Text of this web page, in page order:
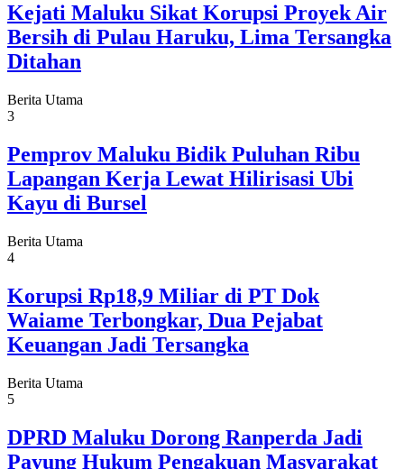
Kejati Maluku Sikat Korupsi Proyek Air
Bersih di Pulau Haruku, Lima Tersangka
Ditahan
Berita Utama
3
Pemprov Maluku Bidik Puluhan Ribu
Lapangan Kerja Lewat Hilirisasi Ubi
Kayu di Bursel
Berita Utama
4
Korupsi Rp18,9 Miliar di PT Dok
Waiame Terbongkar, Dua Pejabat
Keuangan Jadi Tersangka
Berita Utama
5
DPRD Maluku Dorong Ranperda Jadi
Payung Hukum Pengakuan Masyarakat